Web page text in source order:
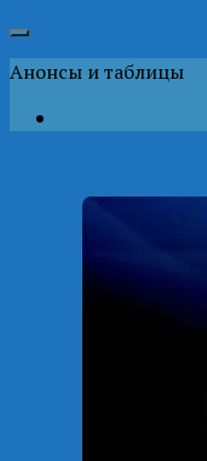
Анонсы и таблицы